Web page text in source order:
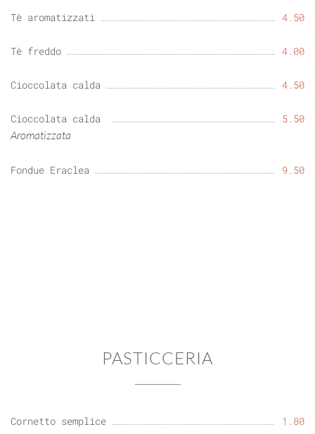
Tè aromatizzati 4.50
Tè freddo 4.00
Cioccolata calda 4.50
Cioccolata calda 5.50
Aromatizzata
Fondue Eraclea 9.50
PASTICCERIA
Cornetto semplice 1.80